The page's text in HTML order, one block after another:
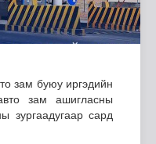
зам буюу иргэдийн
зам ашигласны
зургаадугаар сард